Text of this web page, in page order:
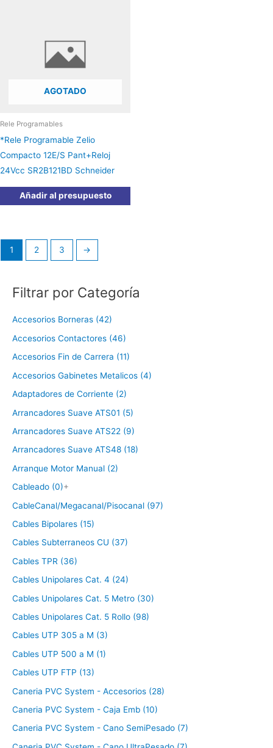
Filtrar por Categoría
Accesorios Borneras (42)
Accesorios Contactores (46)
Accesorios Fin de Carrera (11)
Accesorios Gabinetes Metalicos (4)
Adaptadores de Corriente (2)
Arrancadores Suave ATS01 (5)
Arrancadores Suave ATS22 (9)
Arrancadores Suave ATS48 (18)
Arranque Motor Manual (2)
Cableado (0)+
CableCanal/Megacanal/Pisocanal (97)
Cables Bipolares (15)
Cables Subterraneos CU (37)
Cables TPR (36)
Cables Unipolares Cat. 4 (24)
Cables Unipolares Cat. 5 Metro (30)
Cables Unipolares Cat. 5 Rollo (98)
Cables UTP 305 a M (3)
Cables UTP 500 a M (1)
Cables UTP FTP (13)
Caneria PVC System - Accesorios (28)
Caneria PVC System - Caja Emb (10)
Caneria PVC System - Cano SemiPesado (7)
AGOTADO
Rele Programables
*Rele Programable Zelio
Compacto 12E/S Pant+Reloj
24Vcc SR2B121BD Schneider
Añadir al presupuesto
1 2 3 →